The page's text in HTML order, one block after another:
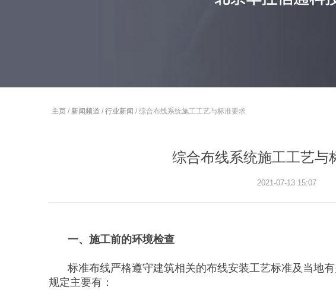
主页 / 新闻频道 / 行业新闻 / 综合布线系统施工工艺与标准要求
综合布线系统施工工艺与
2021-07-13 15:07
一、施工前的环境检查
标准布线严格遵守建筑相关的布线安装工艺标准及当地
规定主要有：